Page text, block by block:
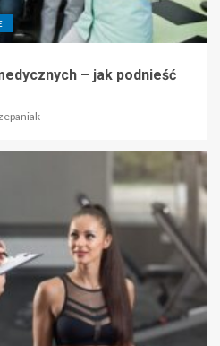
– jak podnieść